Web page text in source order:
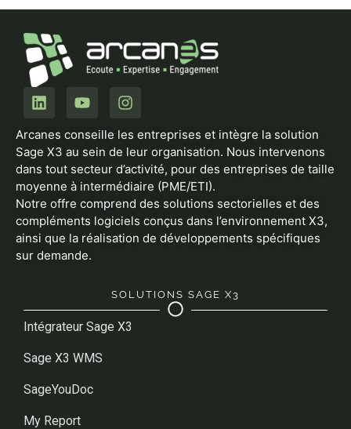
Arcanes conseille les entreprises et intègre la solution
Sage X3 au sein de leur organisation. Nous intervenons
dans tout secteur d’activité, pour des entreprises de taille
moyenne à intermédiaire (PME/ETI).
Notre offre comprend des solutions sectorielles et des
compléments logiciels conçus dans l’environnement X3,
ainsi que la réalisation de développements spécifiques
sur demande.
SOLUTIONS SAGE X3
Intégrateur Sage X3
Sage X3 WMS
SageYouDoc
My Report